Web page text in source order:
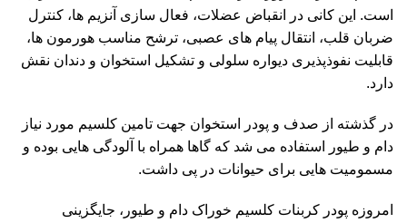
است. این کانی در انقباض عضلات، فعال سازی آنزیم ها، کنترل
ضربان قلب، انتقال پیام های عصبی، ترشح مناسب هورمون ها،
قابلیت نفوذپذیری دیواره سلولی و تشکیل استخوان و دندان نقش
دارد.
در گذشته از صدف و پودر استخوان جهت تامین کلسیم مورد نیاز
دام و طیور استفاده می شد که گاها همراه با آلودگی هایی بوده و
مسمومیت هایی برای حیوانات در پی داشت.
امروزه پودر کربنات کلسیم خوراک دام و طیور، جایگزینی